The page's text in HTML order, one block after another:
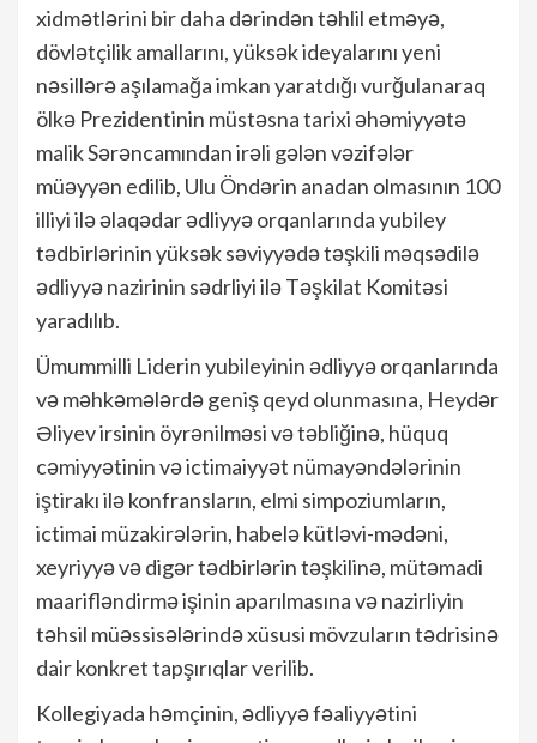
xidmətlərini bir daha dərindən təhlil etməyə,
dövlətçilik amallarını, yüksək ideyalarını yeni
nəsillərə aşılamağa imkan yaratdığı vurğulanaraq
ölkə Prezidentinin müstəsna tarixi əhəmiyyətə
malik Sərəncamından irəli gələn vəzifələr
müəyyən edilib, Ulu Öndərin anadan olmasının 100
illiyi ilə əlaqədar ədliyyə orqanlarında yubiley
tədbirlərinin yüksək səviyyədə təşkili məqsədilə
ədliyyə nazirinin sədrliyi ilə Təşkilat Komitəsi
yaradılıb.
Ümummilli Liderin yubileyinin ədliyyə orqanlarında
və məhkəmələrdə geniş qeyd olunmasına, Heydər
Əliyev irsinin öyrənilməsi və təbliğinə, hüquq
cəmiyyətinin və ictimaiyyət nümayəndələrinin
iştirakı ilə konfransların, elmi simpoziumların,
ictimai müzakirələrin, habelə kütləvi-mədəni,
xeyriyyə və digər tədbirlərin təşkilinə, mütəmadi
maarifləndirmə işinin aparılmasına və nazirliyin
təhsil müəssisələrində xüsusi mövzuların tədrisinə
dair konkret tapşırıqlar verilib.
Kollegiyada həmçinin, ədliyyə fəaliyyətini